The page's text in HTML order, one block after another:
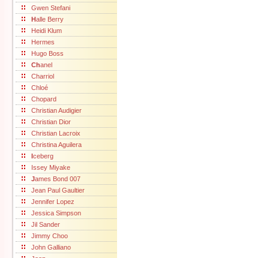
Gwen Stefani
Halle Berry
Heidi Klum
Hermes
Hugo Boss
Chanel
Charriol
Chloé
Chopard
Christian Audigier
Christian Dior
Christian Lacroix
Christina Aguilera
Iceberg
Issey Miyake
James Bond 007
Jean Paul Gaultier
Jennifer Lopez
Jessica Simpson
Jil Sander
Jimmy Choo
John Galliano